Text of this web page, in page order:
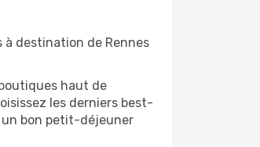
à destination de Rennes
haut de
les derniers best-
un bon petit-déjeuner